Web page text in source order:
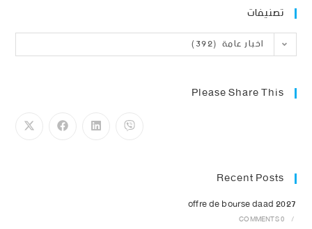
تصنيفات
اخبار عامة (392)
Please Share This
Recent Posts
offre de bourse daad 2027
/
0 COMMENTS